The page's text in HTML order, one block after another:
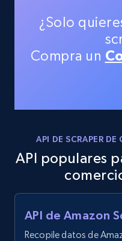
¿Solo
Compra un
API DE SCRAPER
API populares
API de Amazon
Recopile datos de